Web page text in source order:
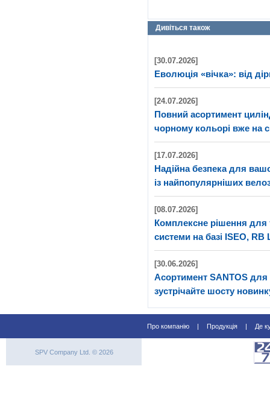
Дивіться також
[30.07.2026]
Еволюція «вічка»: від
[24.07.2026]
Повний асортимент
чорному кольорі вже на
[17.07.2026]
Надійна безпека для
із найпопулярніших
[08.07.2026]
Комплексне рішення для
системи на базі ISEO, RB
[30.06.2026]
Асортимент SANTOS
зустрічайте шосту
Про компанію Продукція Де
SPV Company Ltd. © 2026